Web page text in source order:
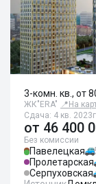
3-комн. кв., от
ЖК"ERA" 📍 На
Сдача: 4 кв.
от 46 400
Без комиссии
Павелецкая
Пролетарская
Серпуховская